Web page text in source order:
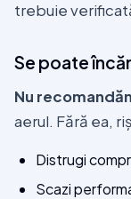
trebuie
Se poate
Nu
aerul. Fără ea,
Distrugi
Scazi